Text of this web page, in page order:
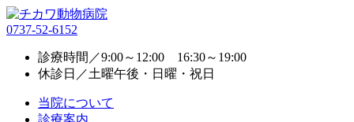
0737-52-6152
診療時間／9:00～12:00 16:30～19:00
休診日／土曜午後・日曜・祝日
当院について
診療案内